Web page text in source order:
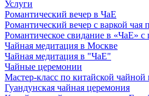
Услуги
Романтический вечер в ЧаЕ
Романтический вечер с варкой
Романтическое свидание в «ЧаЕ»
Чайная медитация в Москве
Чайная медитация в "ЧаЕ"
Чайные церемонии
Мастер-класс по китайской
Гуандунская чайная церемония